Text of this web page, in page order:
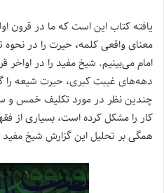
یافته کتاب این است که ما در قرون
معنای واقعی کلمه، حیرت را در
امام می‌بینیم. شیخ مفید را در
دهه‌های غیبت کبری، حیرت شیعه را
چندین نظر در مورد تکلیف خمس و
کار را مشکل کرده است، بسیاری از
همگی بر تحلیل این گزارش شیخ مفید